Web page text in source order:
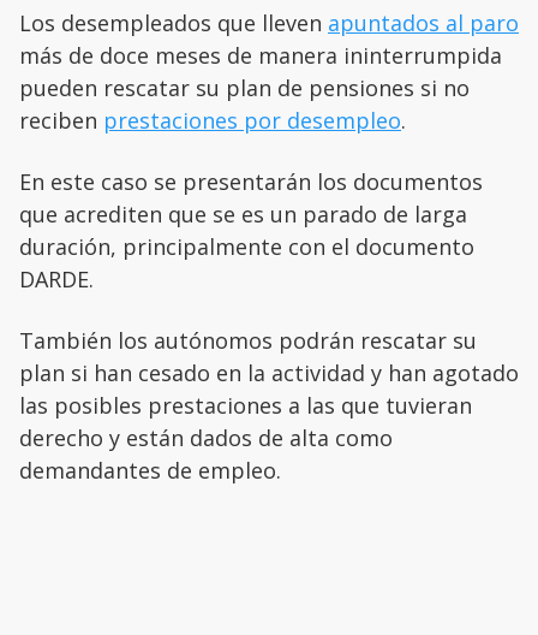
Los desempleados que lleven apuntados al paro
más de doce meses de manera ininterrumpida
pueden rescatar su plan de pensiones si no
reciben prestaciones por desempleo.
En este caso se presentarán los documentos
que acrediten que se es un parado de larga
duración, principalmente con el documento
DARDE.
También los autónomos podrán rescatar su
plan si han cesado en la actividad y han agotado
las posibles prestaciones a las que tuvieran
derecho y están dados de alta como
demandantes de empleo.